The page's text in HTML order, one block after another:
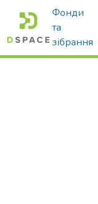
Фонди
та
зібрання